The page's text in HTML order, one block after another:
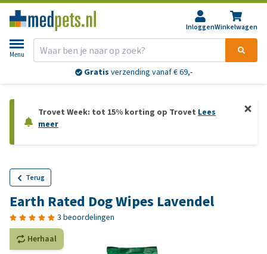
InloggenWinkelwagen
Menu
Gratis verzending vanaf € 69,-
Trovet Week: tot 15% korting op Trovet Lees
meer
Terug
Earth Rated Dog Wipes Lavendel
3 beoordelingen
Herhaal